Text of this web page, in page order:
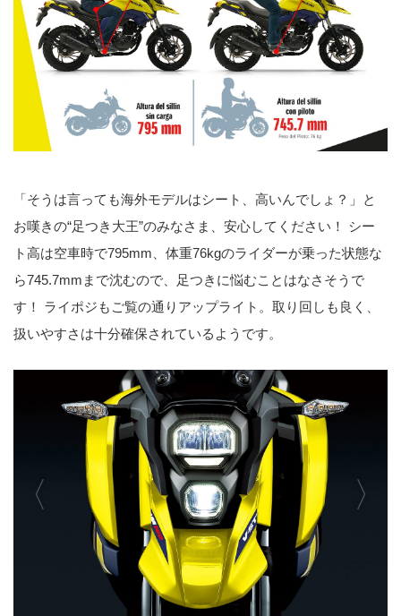
「そうは言っても海外モデルはシート、高いんでしょ？」と
お嘆きの“足つき大王”のみなさま、安心してください！ シー
ト高は空車時で795mm、体重76kgのライダーが乗った状態な
ら745.7mmまで沈むので、足つきに悩むことはなさそうで
す！ ライポジもご覧の通りアップライト。取り回しも良く、
扱いやすさは十分確保されているようです。